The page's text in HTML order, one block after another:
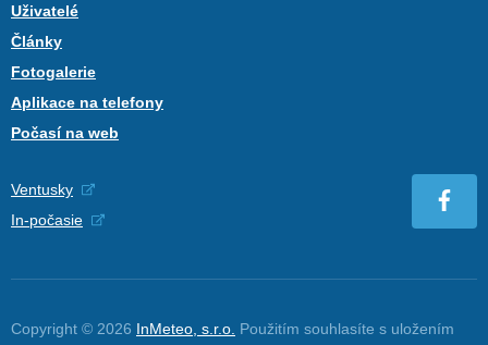
Uživatelé
Články
Fotogalerie
Aplikace na telefony
Počasí na web
Ventusky
In-počasie
Copyright © 2026 InMeteo, s.r.o. Použitím souhlasíte s uložením